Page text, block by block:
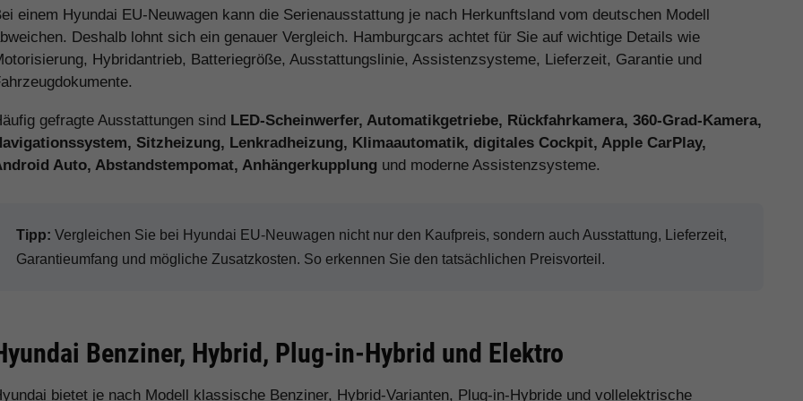
einem Hyundai EU-Neuwagen kann die Serienausstattung je nach Herkunftsland vom deutschen Modell
Deshalb lohnt sich ein genauer Vergleich. Hamburgcars achtet für Sie auf wichtige Details wie
Hybridantrieb, Batteriegröße, Ausstattungslinie, Assistenzsysteme, Lieferzeit, Garantie und
gefragte Ausstattungen sind LED-Scheinwerfer, Automatikgetriebe, Rückfahrkamera, 360-Grad-Kamera,
Sitzheizung, Lenkradheizung, Klimaautomatik, digitales Cockpit, Apple CarPlay,
Auto, Abstandstempomat, Anhängerkupplung und moderne Assistenzsysteme.
Tipp: Vergleichen Sie bei Hyundai EU-Neuwagen nicht nur den Kaufpreis, sondern auch Ausstattung, Lieferzeit,
Garantieumfang und mögliche Zusatzkosten. So erkennen Sie den tatsächlichen Preisvorteil.
Benziner, Hybrid, Plug-in-Hybrid und Elektro
bietet je nach Modell klassische Benziner, Hybrid-Varianten, Plug-in-Hybride und vollelektrische